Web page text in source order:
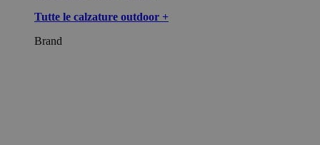
Tutte le calzature outdoor +
Brand